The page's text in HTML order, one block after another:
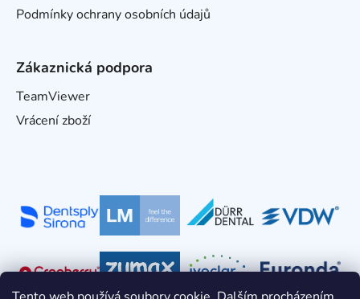
Podmínky ochrany osobních údajů
Zákaznická podpora
TeamViewer
Vrácení zboží